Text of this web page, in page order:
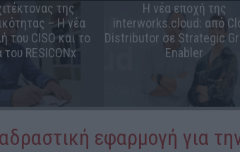
της
– Η νέα
του CISO και το
RESICONx
Η νέα εποχή της
interworks.cloud: από
Distributor σε Strategic
Enabler
εφαρμογή για